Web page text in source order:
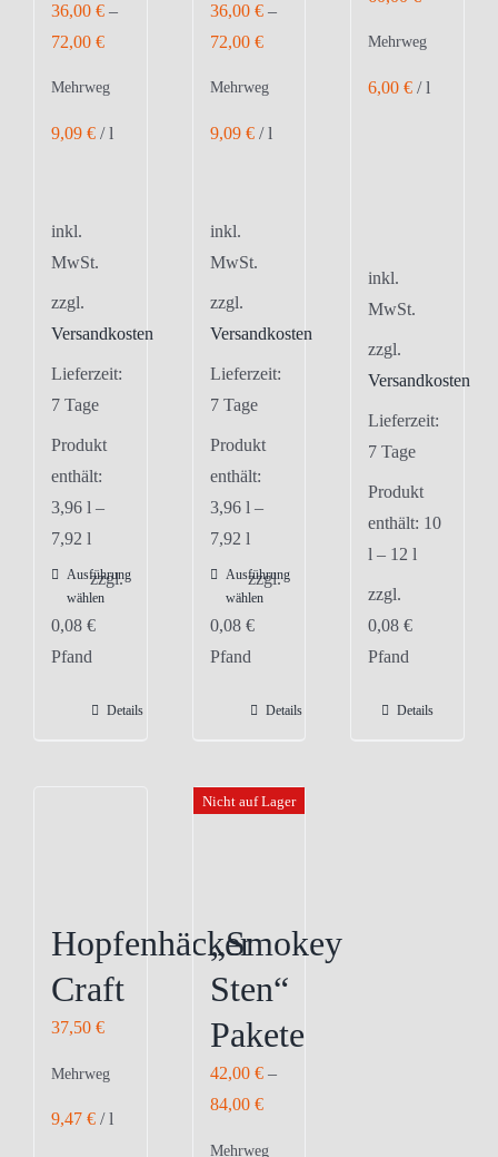
36,00 € –
72,00 €
Mehrweg
9,09 € /l
inkl.
MwSt.
zzgl.
Versandkosten
Lieferzeit:
7 Tage
Produkt
enthält:
3,96 l –
7,92 l
Ausführung
wählen
Dieses
Produkt
Varianten
gewählt
werden
zzgl.
0,08 €
Pfand
Details
36,00 €–
72,00 €
Mehrweg
9,09 €/l
inkl.
MwSt.
zzgl.
Versandkosten
Lieferzeit:
7 Tage
Produkt
enthält:
3,96 l –
7,92 l
Ausführung
wählen
Dieses
Produkt
Varianten
Optionen
gewählt
werden
zzgl.
0,08 €
Pfand
Details
Mehrweg
6,00€ /l
inkl.
MwSt.
zzgl.
Versandkosten
Lieferzeit:
7 Tage
Produkt
enthält: 10
l – 12l
zzgl.
0,08€
Pfand
Details
Hopfenhäcker
Craft
37,50 €
Mehrweg
9,47 € /l
Nicht auf Lager
„Smokey
Sten“
Pakete
42,00 €–
84,00 €
Mehrweg